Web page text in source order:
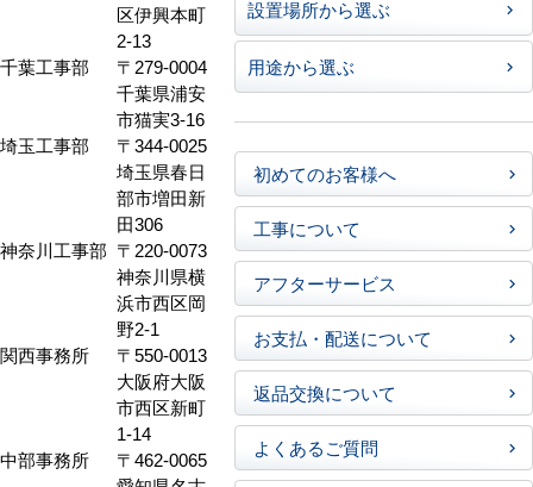
区伊興本町
2-13
千葉工事部
〒279-0004
千葉県浦安
市猫実3-16
埼玉工事部
〒344-0025
埼玉県春日
部市増田新
田306
神奈川工事部 〒220-0073
神奈川県横
浜市西区岡
野2-1
関西事務所
〒550-0013
大阪府大阪
市西区新町
1-14
中部事務所
〒462-0065
設置場所から選ぶ
用途から選ぶ
初めてのお客様へ
工事について
アフターサービス
お支払・配送について
返品交換について
よくあるご質問